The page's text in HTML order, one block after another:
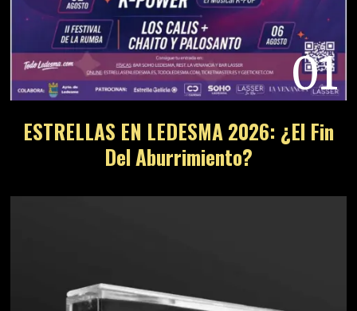
01
ESTRELLAS EN LEDESMA 2026: ¿El Fin
Del Aburrimiento?